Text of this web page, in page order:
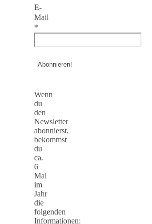
E-
Mail
*
Wenn
du
den
Newsletter
abonnierst,
bekommst
du
ca.
6
Mal
im
Jahr
die
folgenden
Informationen: